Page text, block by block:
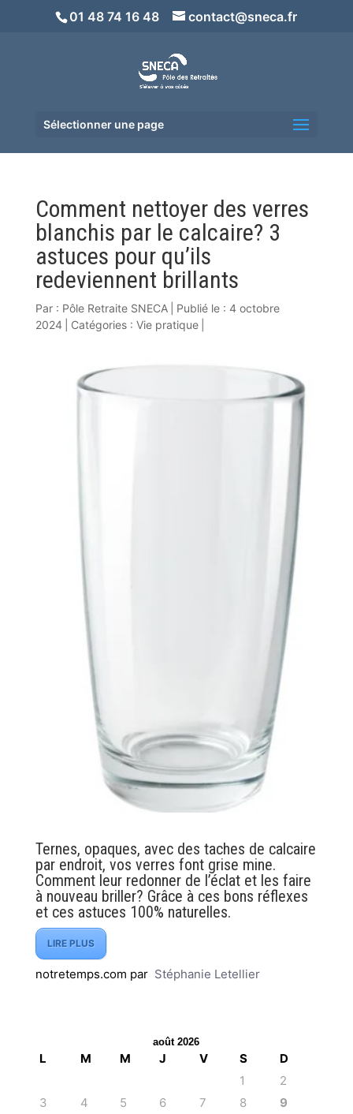
01 48 74 16 48 contact@sneca.fr
Sélectionner une page
Comment nettoyer des verres
blanchis par le calcaire? 3
astuces pour qu’ils
redeviennent brillants
Par : Pôle Retraite SNECA
Publié le : 4 octobre
2024
Catégories : Vie pratique
Ternes, opaques, avec des taches de calcaire
par endroit, vos verres font grise mine.
Comment leur redonner de l’éclat et les faire
à nouveau briller? Grâce à ces bons réflexes
et ces astuces 100% naturelles.
LIRE PLUS
notretemps.com par Stéphanie Letellier
août 2026
L M M J V S
D
1
2
3
4 5 6 7 8
9